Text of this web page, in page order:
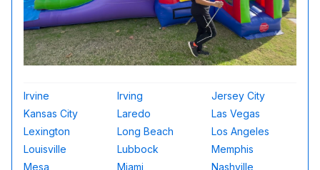
Irvine Irving
Jersey City
Kansas City
Laredo
Las Vegas
Lexington
Long Beach
Los Angeles
Louisville
Lubbock
Memphis
Mesa
Miami
Nashville